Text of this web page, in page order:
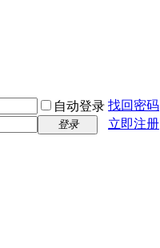
自动登录 找回密码
登录
立即注册